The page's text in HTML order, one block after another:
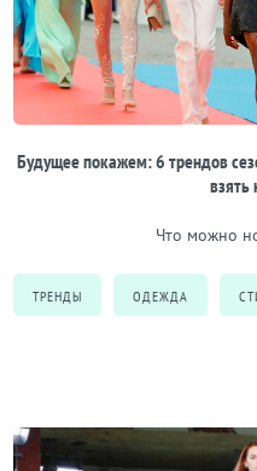
Будущее покажем: 6 трендов
взять
Что можно
ТРЕНДЫ ОДЕЖДА